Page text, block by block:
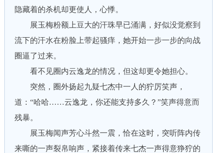
隐藏着的杀机却更使人，心悸。
展玉梅粉额上豆大的汗珠早已涌满，好似没觉察到
流下的汗水在粉脸上带起骚痒，她开始一步一步的向战
圈逼了过来。
看不见圈内云逸龙的情况，但这却更令她担心。
突然，圈外扬起九疑七杰中一人的狞厉笑声，
道：“哈哈……云逸龙，你还能支持多久？”笑声得意而
残暴。
展玉梅闻声芳心斗然一震，恰在这时，突听阵内传
来嘶的一声裂帛响声，紧接着传来七杰一声得意狰狞的